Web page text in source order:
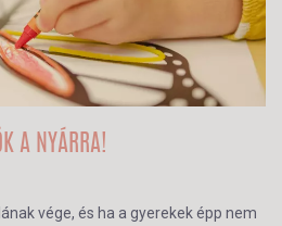
A NYÁRRA!
vége, és ha a gyerekek épp nem